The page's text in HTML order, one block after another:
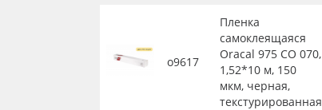
о9617
Пленка
самоклеящаяся
Oracal 975 CO 070,
1,52*10 м, 150
мкм, черная,
текстурированная